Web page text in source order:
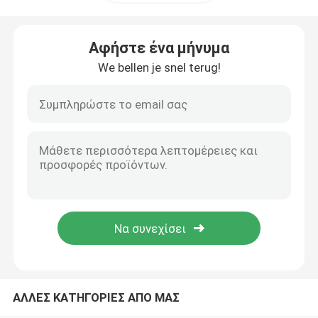
Διπλό Spectrophotometer ακτίνων
Υγρή χρωματογραφία υψηλής επίδοσης
Ακτίνα X Diffractometer
Αφήστε ένα μήνυμα
We bellen je snel terug!
ΑΛΛΕΣ ΚΑΤΗΓΟΡΙΕΣ ΑΠΟ ΜΑΣ